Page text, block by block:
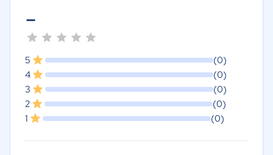
-
5
(0)
4
(0)
3
(0)
2
(0)
1
(0)